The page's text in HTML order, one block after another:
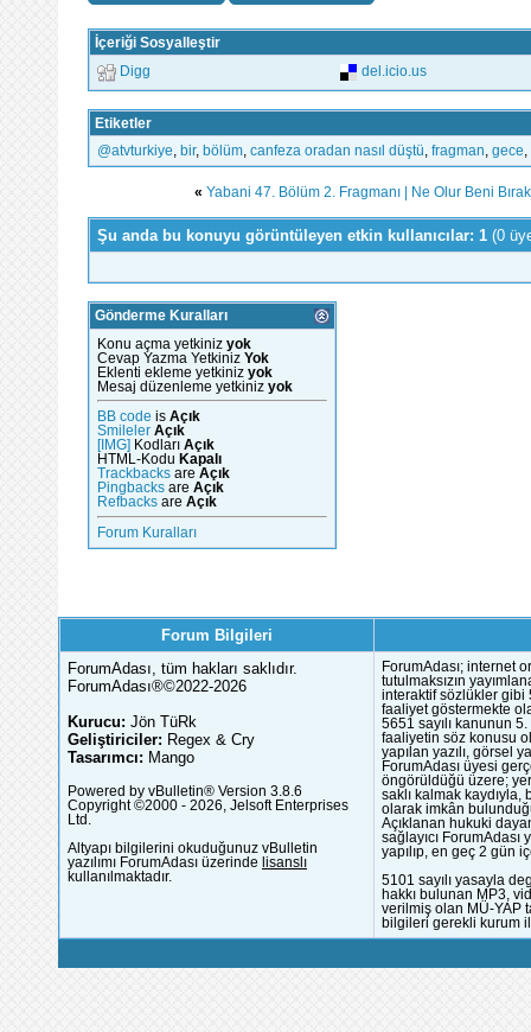
İçeriği Sosyalleştir
Digg del.icio.us
Etiketler
‪@atvturkiye‬
bir, bölüm canfeza oradan nasıl düştü fragman gece
« Yabani 47. Bölüm 2. Fragmanı | Ne Olur Beni
Şu anda bu konuyu görüntüleyen etkin kullanıcılar: 1 (0
Gönderme Kuralları
Konu açma yetkiniz yok
Cevap Yazma Yetkiniz Yok
Eklenti ekleme yetkiniz yok
Mesaj düzenleme yetkiniz yok
BB code is Açık
Smileler Açık
[IMG]
Kodları Açık
HTML-Kodu Kapalı
Trackbacks are Açık
Pingbacks are Açık
Refbacks are Açık
Forum Kuralları
Forum Bilgileri
ForumAdası, tüm hakları saklıdır.
ForumAdası®©2022-2026
Kurucu: Jön TüRk
Geliştiriciler: Regex & Cry
Tasarımcı: Mango
Powered by vBulletin® Version 3.8.6
Copyright ©2000 - 2026, Jelsoft Enterprises
Ltd.
Altyapı bilgilerini okuduğunuz vBulletin
yazılımı ForumAdası üzerinde lisanslı
kullanılmaktadır.
ForumAdası; internet
tutulmaksızın
interaktif sözlükler gibi
faaliyet göstermekte
5651 sayılı kanunun
faaliyetin söz konusu
yapılan yazılı, görsel
ForumAdası üyesi
öngörüldüğü üzere;
saklı kalmak
olarak imkân
Açıklanan hukuki
sağlayıcı
yapılıp, en geç 2 gün
5101 sayılı yasayla
hakkı bulunan MP3,
verilmiş olan MÜ-YAP
bilgileri gerekli kurum